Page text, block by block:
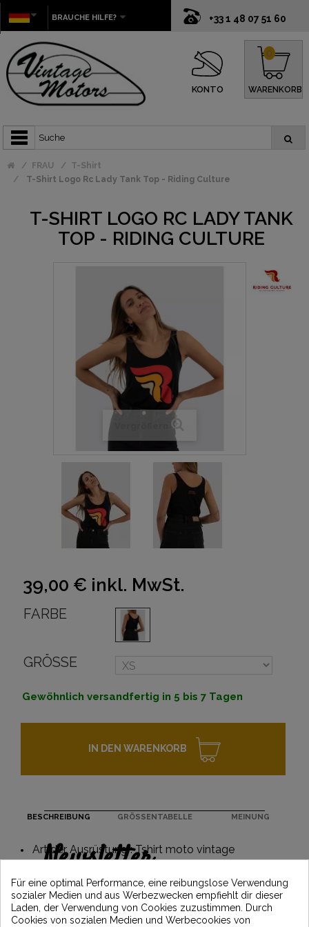
+33 1 48 07 51 60
BRAUCHE HILFE?
KONTO WARENKORB
0
FRAU
T-Shirt
T-Shirt Logo Rc Lady Tank Top - Riding Culture
T-SHIRT LOGO RC LADY TANK
TOP - RIDING CULTURE
39,00 € inkl. MwSt.
FARBE
GRÖSSE
Gewöhnlich versandfertig in 5 bis 7 Tagen
IN DEN WARENKORB
BESCHREIBUNG GRÖSSENTABELLE MEINUNG
Art der Ausrüstung : Tshirt moto vintage
Newsletter
Erhalten Sie 5€ Rabatt auf Ihre erste
Bestellung, indem Sie sich anmelden und
über die neuesten Vintage Motors-
Nachrichten informiert bleiben
Für eine optimal Performance, eine reibungslose Verwendung
sozialer Medien und aus Werbezwecken empfiehlt dir dieser
Laden, der Verwendung von Cookies zuzustimmen. Durch
Cookies von sozialen Medien und Werbecookies von